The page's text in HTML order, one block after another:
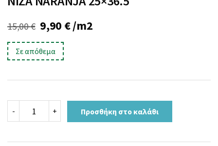
15,00€ Original
price
was:
15,00 €.
9,90 €Η
είναι:
/m2
Σε απόθεμα
-
NARANJA
25x36.5
+ Προσθήκη στο καλάθι